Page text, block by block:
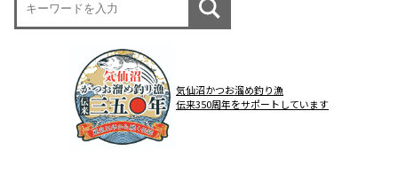
気仙沼かつお溜め釣り漁
伝来350周年をサポートしています